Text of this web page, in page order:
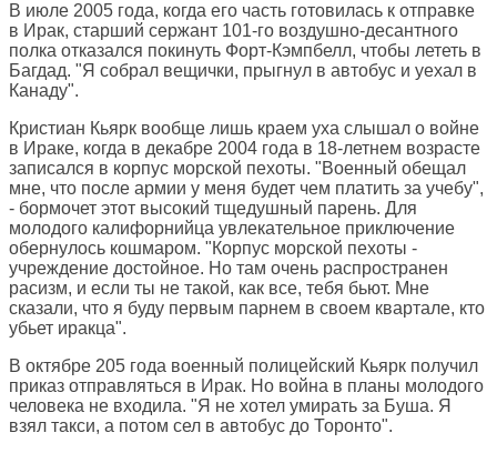
В июле 2005 года, когда его часть готовилась к отправке
в Ирак, старший сержант 101-го воздушно-десантного
полка отказался покинуть Форт-Кэмпбелл, чтобы лететь в
Багдад. "Я собрал вещички, прыгнул в автобус и уехал в
Канаду".
Кристиан Кьярк вообще лишь краем уха слышал о войне
в Ираке, когда в декабре 2004 года в 18-летнем возрасте
записался в корпус морской пехоты. "Военный обещал
мне, что после армии у меня будет чем платить за учебу",
- бормочет этот высокий тщедушный парень. Для
молодого калифорнийца увлекательное приключение
обернулось кошмаром. "Корпус морской пехоты -
учреждение достойное. Но там очень распространен
расизм, и если ты не такой, как все, тебя бьют. Мне
сказали, что я буду первым парнем в своем квартале, кто
убьет иракца".
В октябре 205 года военный полицейский Кьярк получил
приказ отправляться в Ирак. Но война в планы молодого
человека не входила. "Я не хотел умирать за Буша. Я
взял такси, а потом сел в автобус до Торонто".